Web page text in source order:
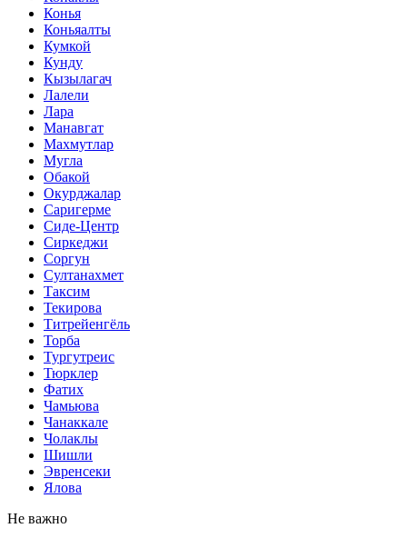
Конья
Коньяалты
Кумкой
Кунду
Кызылагач
Лалели
Лара
Манавгат
Махмутлар
Мугла
Обакой
Окурджалар
Саригерме
Сиде-Центр
Сиркеджи
Соргун
Султанахмет
Таксим
Текирова
Титрейенгёль
Торба
Тургутреис
Тюрклер
Фатих
Чамьюва
Чанаккале
Чолаклы
Шишли
Эвренсеки
Ялова
Не важно